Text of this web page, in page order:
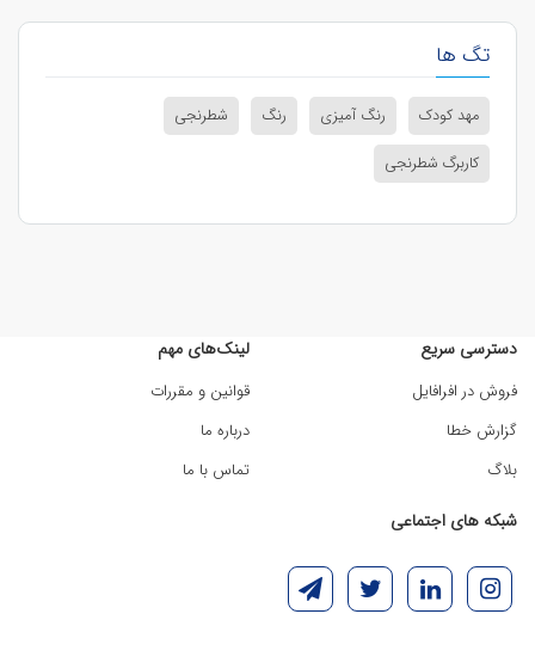
تگ ها
مهد کودک رنگ آمیزی رنگ
شطرنجی
کاربرگ شطرنجی
دسترسی سریع
فروش در افرافایل
گزارش خطا
بلاگ
لینک‌های مهم
قوانین و مقررات
درباره ما
تماس با ما
شبکه های اجتماعی